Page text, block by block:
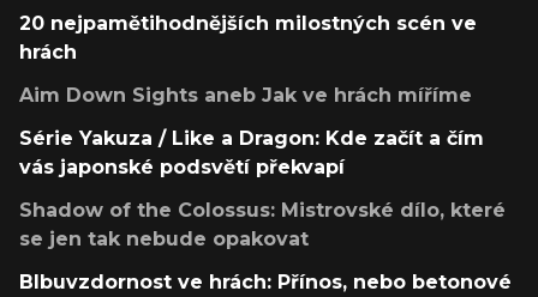
20 nejpamětihodnějších milostných scén ve
hrách
Aim Down Sights aneb Jak ve hrách míříme
Série Yakuza / Like a Dragon: Kde začít a čím
vás japonské podsvětí překvapí
Shadow of the Colossus: Mistrovské dílo, které
se jen tak nebude opakovat
Blbuvzdornost ve hrách: Přínos, nebo betonové